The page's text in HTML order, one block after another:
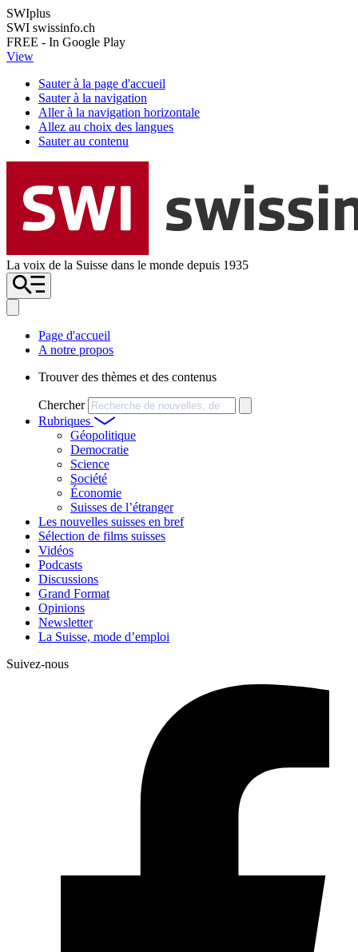
SWIplus
SWI swissinfo.ch
FREE - In Google Play
View
Sauter à la page d'accueil
Sauter à la navigation
Aller à la navigation horizontale
Allez au choix des langues
Sauter au contenu
La voix de la Suisse dans le monde depuis 1935
Page d'accueil
A notre propos
Trouver des thèmes et des contenus
Chercher
Rubriques
Géopolitique
Democratie
Science
Société
Économie
Suisses de l’étranger
Les nouvelles suisses en bref
Sélection de films suisses
Vidéos
Podcasts
Discussions
Grand Format
Opinions
Newsletter
La Suisse, mode d’emploi
Suivez-nous